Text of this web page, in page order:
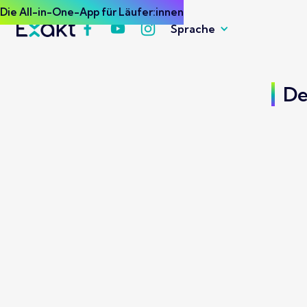
Die All-in-One-App für Läufer:innen
Sprache